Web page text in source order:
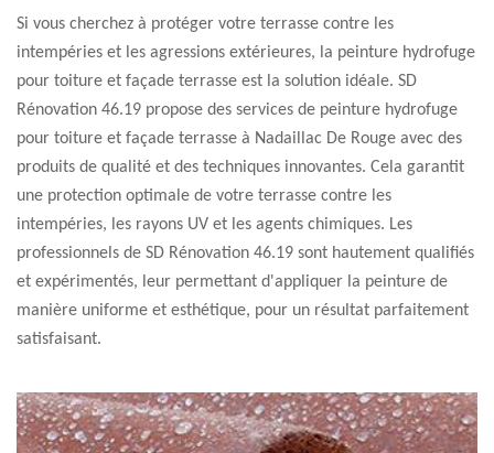
Si vous cherchez à protéger votre terrasse contre les
intempéries et les agressions extérieures, la peinture hydrofuge
pour toiture et façade terrasse est la solution idéale. SD
Rénovation 46.19 propose des services de peinture hydrofuge
pour toiture et façade terrasse à Nadaillac De Rouge avec des
produits de qualité et des techniques innovantes. Cela garantit
une protection optimale de votre terrasse contre les
intempéries, les rayons UV et les agents chimiques. Les
professionnels de SD Rénovation 46.19 sont hautement qualifiés
et expérimentés, leur permettant d'appliquer la peinture de
manière uniforme et esthétique, pour un résultat parfaitement
satisfaisant.